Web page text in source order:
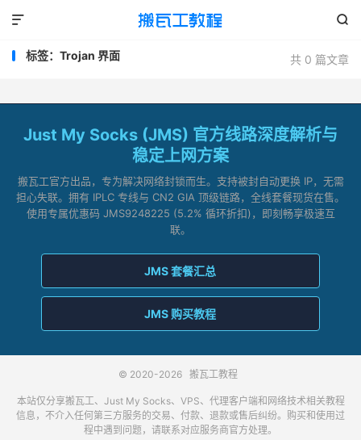


共 0 篇文章
标签：Trojan 界面
Just My Socks (JMS) 官方线路深度解析与
稳定上网方案
搬瓦工官方出品，专为解决网络封锁而生。支持被封自动更换 IP，无需
担心失联。拥有 IPLC 专线与 CN2 GIA 顶级链路，全线套餐现货在售。
使用专属优惠码 JMS9248225 (5.2% 循环折扣)，即刻畅享极速互
联。
JMS 套餐汇总
JMS 购买教程
© 2020-2026 搬瓦工教程
本站仅分享搬瓦工、Just My Socks、VPS、代理客户端和网络技术相关教程
信息，不介入任何第三方服务的交易、付款、退款或售后纠纷。购买和使用过
程中遇到问题，请联系对应服务商官方处理。